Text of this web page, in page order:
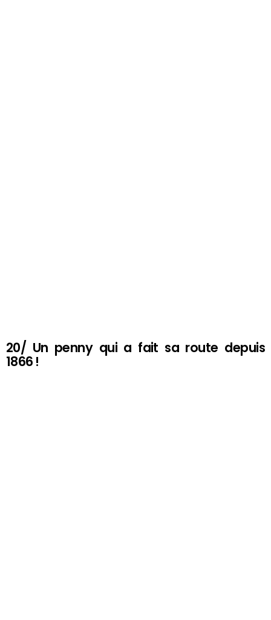
20/ Un penny qui a fait sa route depuis
1866 !